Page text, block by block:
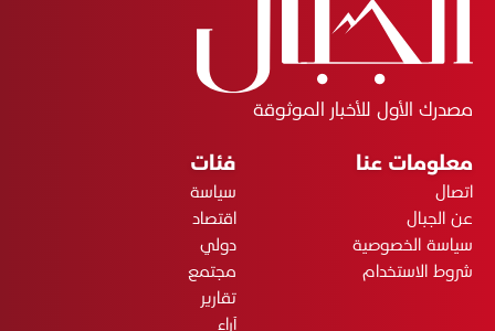
مصدرك الأول للأخبار الموثوقة
معلومات عنا
اتصال
عن الجبال
سياسة الخصوصية
شروط الاستخدام
فئات
سياسة
اقتصاد
دولي
مجتمع
تقارير
آراء